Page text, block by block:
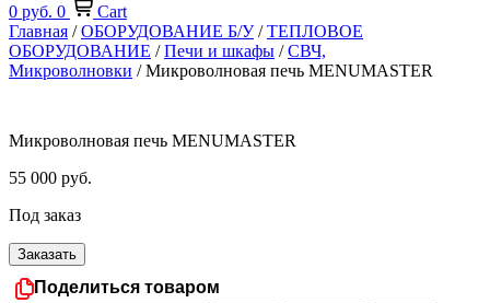
0 руб. 0
Cart
Главная /ОБОРУДОВАНИЕ Б/У/ТЕПЛОВОЕ
ОБОРУДОВАНИЕ /Печи и шкафы /СВЧ,
Микроволновки / Микроволновая печь MENUMASTER
Микроволновая печь MENUMASTER
55 000 руб.
Под заказ
Заказать
Поделиться товаром